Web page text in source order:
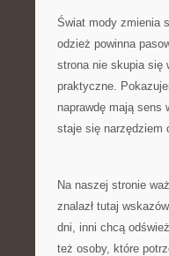
Świat mody zmienia
odzież powinna
strona nie skupia się
praktyczne.
naprawdę mają
staje się narzędziem
Na naszej stronie
znalazł tutaj
dni, inni chcą
też osoby, które